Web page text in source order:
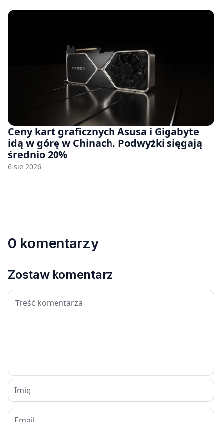
Ceny kart graficznych Asusa i Gigabyte
idą w górę w Chinach. Podwyżki sięgają
średnio 20%
6 sie 2026
0 komentarzy
Zostaw komentarz